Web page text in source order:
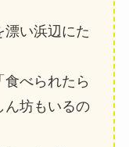
漂い浜辺にた
べられたら
ん坊もいるの